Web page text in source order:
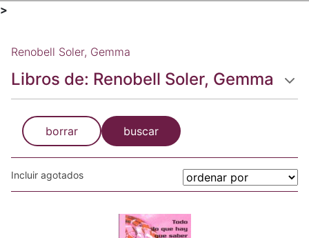
>
Renobell Soler, Gemma
Libros de: Renobell Soler, Gemma
borrar buscar
Incluir agotados